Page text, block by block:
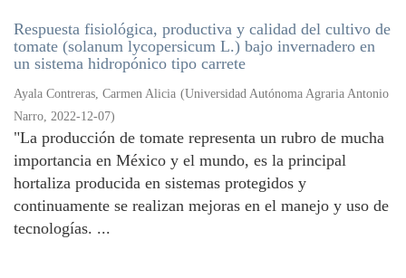
Respuesta fisiológica, productiva y calidad del cultivo de
tomate (solanum lycopersicum L.) bajo invernadero en
un sistema hidropónico tipo carrete
Ayala Contreras, Carmen Alicia (Universidad Autónoma Agraria Antonio
Narro, 2022-12-07)
"La producción de tomate representa un rubro de mucha
importancia en México y el mundo, es la principal
hortaliza producida en sistemas protegidos y
continuamente se realizan mejoras en el manejo y uso de
tecnologías. ...